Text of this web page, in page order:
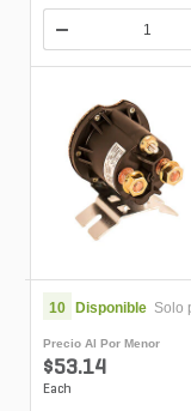
10 Disponible Solo
Precio Al Por Menor
$53.14
Each